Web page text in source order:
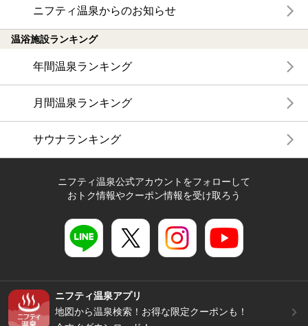
ニフティ温泉からのお知らせ
温浴施設ランキング
年間温泉ランキング
月間温泉ランキング
サウナランキング
ニフティ温泉公式アカウントをフォローして
おトク情報やクーポン情報を受け取ろう
ニフティ温泉アプリ
地図から温泉検索！お得な限定クーポンも！